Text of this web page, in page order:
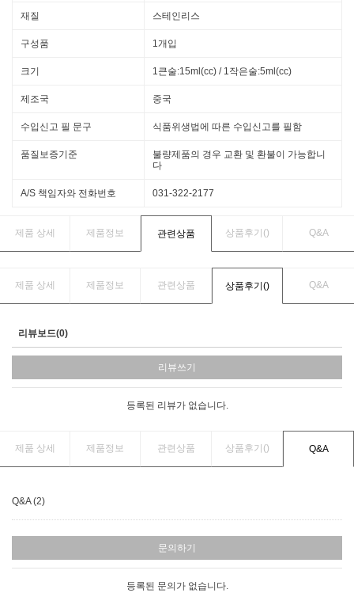
재질 스테인리스
구성품 1개입
크기 1큰술:15ml(cc) / 1작은술:5ml(cc)
제조국 중국
수입신고 필 문구 식품위생법에 따른 수입신고를 필함
품질보증기준
불량제품의 경우 교환 및 환불이 가능합니
다
A/S 책임자와 전화번호 031-322-2177
제품 상세 제품정보 관련상품 상품후기() Q&A
제품 상세 제품정보 관련상품 상품후기() Q&A
리뷰보드(0)
리뷰쓰기
등록된 리뷰가 없습니다.
제품 상세 제품정보 관련상품 상품후기() Q&A
Q&A (2)
문의하기
등록된 문의가 없습니다.